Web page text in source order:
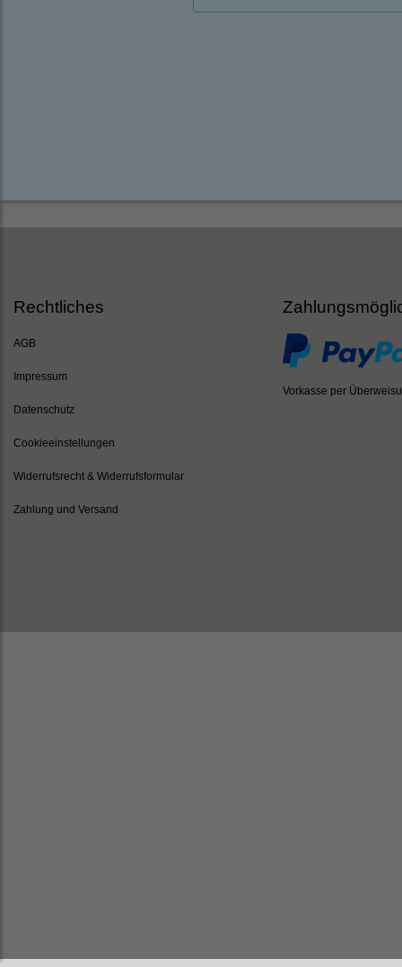
Rechtliches
AGB
Impressum
Datenschutz
Cookieeinstellungen
Widerrufsrecht & Widerrufsformular
Zahlung und Versand
Vorkasse per